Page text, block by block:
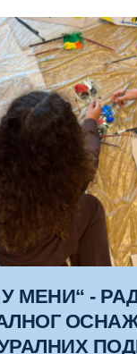
У МЕНИ“ -